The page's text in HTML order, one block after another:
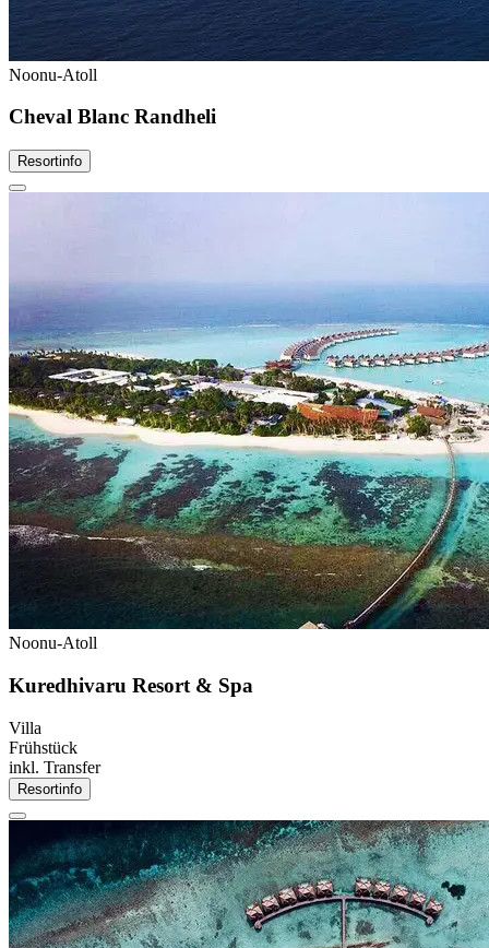
Noonu-Atoll
Cheval Blanc Randheli
Resortinfo
Noonu-Atoll
Kuredhivaru Resort & Spa
Villa
Frühstück
inkl. Transfer
Resortinfo